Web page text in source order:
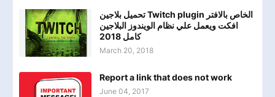
تحميل بلاجين Twitch plugin الخاص بالافتر
افكت ويعمل علي نظام الويندوز البلاجين
كامل 2018
March 20, 2018
Report a link that does not work
June 04, 2017